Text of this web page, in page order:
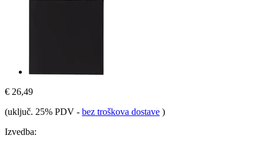
€ 26,49
(uključ. 25% PDV - bez troškova dostave )
Izvedba: